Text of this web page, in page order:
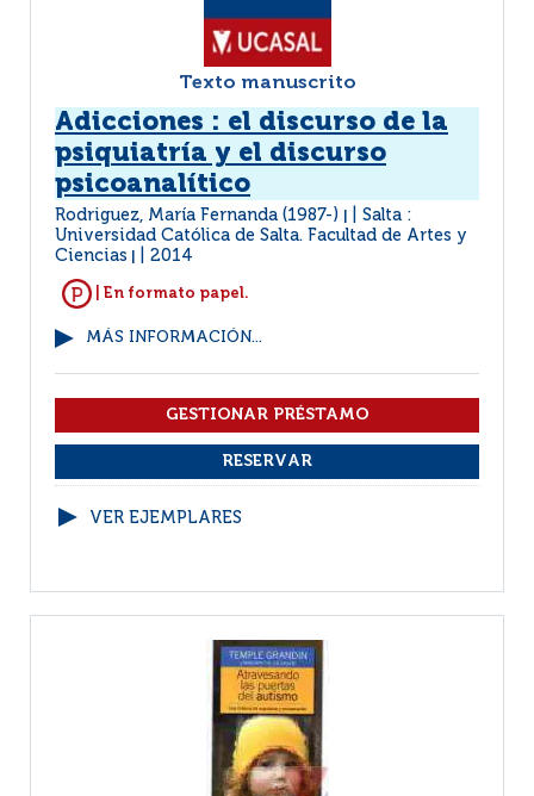
Texto manuscrito
Adicciones : el discurso de la
psiquiatría y el discurso
psicoanalítico
Rodriguez, María Fernanda (1987-)
Salta :
Universidad Católica de Salta. Facultad de Artes y
Ciencias
2014
| En formato papel.
MÁS INFORMACIÓN...
VER EJEMPLARES